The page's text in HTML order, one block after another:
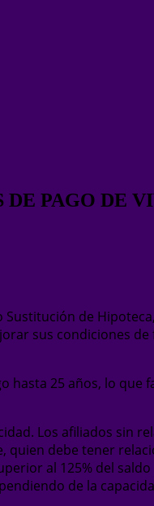
DE PAGO DE
de
sus condiciones
hasta 25 años, lo que
Los afiliados sin
debe tener
al 125% del
de la